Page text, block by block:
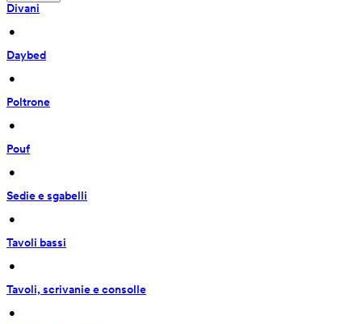
Divani
•
Daybed
•
Poltrone
•
Pouf
•
Sedie e sgabelli
•
Tavoli bassi
•
Tavoli, scrivanie e consolle
•